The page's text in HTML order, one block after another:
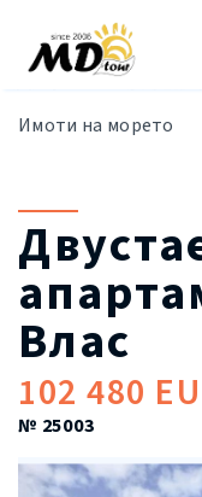
Имоти на морето
Влас
102 480
№ 25003